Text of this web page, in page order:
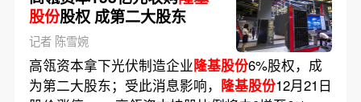
股份股权 成第二大股东
记者 陈雪婉
高瓴资本拿下光伏制造企业隆基股份6%股权，成
为第二大股东；受此消息影响， 隆基股份12月21日